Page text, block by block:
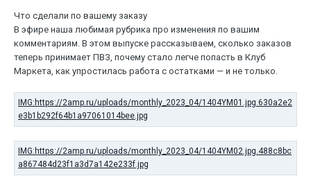
Что сделали по вашему заказу
В эфире наша любимая рубрика про изменения по вашим
комментариям. В этом выпуске рассказываем, сколько заказов
теперь принимает ПВЗ, почему стало легче попасть в Клуб
Маркета, как упростилась работа с остатками — и не только.